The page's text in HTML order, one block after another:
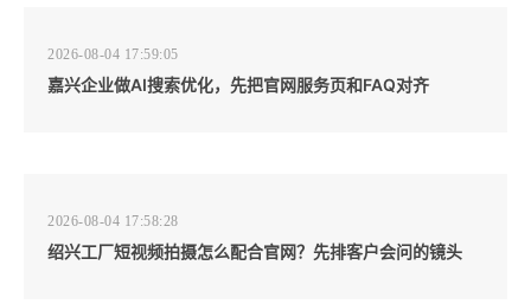
2026-08-04 17:59:05
嘉兴企业做AI搜索优化，先把官网服务页和FAQ对齐
2026-08-04 17:58:28
绍兴工厂短视频拍摄怎么配合官网？先排客户会问的镜头